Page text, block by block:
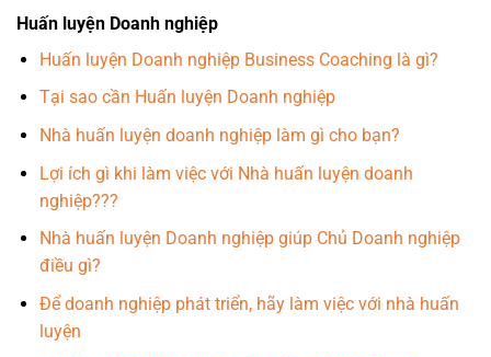
Huấn luyện Doanh nghiệp
Huấn luyện Doanh nghiệp Business Coaching là gì?
Tại sao cần Huấn luyện Doanh nghiệp
Nhà huấn luyện doanh nghiệp làm gì cho bạn?
Lợi ích gì khi làm việc với Nhà huấn luyện doanh
nghiệp???
Nhà huấn luyện Doanh nghiệp giúp Chủ Doanh nghiệp
điều gì?
Để doanh nghiệp phát triển, hãy làm việc với nhà huấn
luyện